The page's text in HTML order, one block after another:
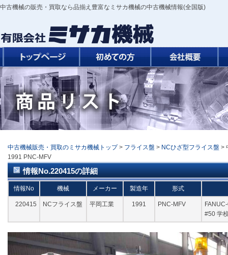
中古機械の販売・買取なら品揃え豊富なミサカ機械の中古機械情報(全国版)
中古機械販売・買取のミサカ機械トップ > フライス盤 > NCひざ型フライス盤 >
1991 PNC-MFV
情報No.220415の詳細
情報No 機械 メーカー 製造年 形式
220415 NCフライス盤 平岡工業 1991 PNC-MFV
#50 学